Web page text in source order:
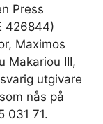
Press
426844)
Maximos
Makariou III,
utgivare
nås på
031 71.